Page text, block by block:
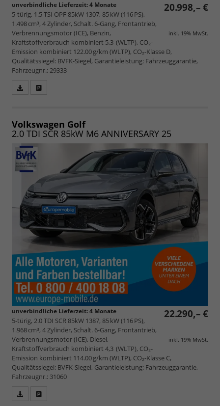
20.998,– €
inkl. 19% MwSt.
unverbindliche Lieferzeit:4 Monate
5-türig, 1.5 TSI OPF 85kW 1307, 85 kW (116 PS),
1.498 cm³, 4 Zylinder, Schalt. 6-Gang, Frontantrieb,
Verbrennungsmotor (ICE), Benzin,
Kraftstoffverbrauch kombiniert 5,3 (WLTP), CO₂-
Emission kombiniert 122.00 g/km (WLTP), CO₂-Klasse D,
Qualitätssiegel: BVFK-Siegel, Garantieleistung: Fahrzeuggarantie,
Fahrzeugnr.: 29333
speichern/drucken
Volkswagen Golf
2.0 TDI SCR 85kW M6 ANNIVERSARY 25
22.290,– €
inkl. 19% MwSt.
unverbindliche Lieferzeit:4 Monate
5-türig, 2.0 TDI SCR 85kW 1387, 85 kW (116 PS),
1.968 cm³, 4 Zylinder, Schalt. 6-Gang, Frontantrieb,
Verbrennungsmotor (ICE), Diesel,
Kraftstoffverbrauch kombiniert 4,3 (WLTP), CO₂-
Emission kombiniert 114.00 g/km (WLTP), CO₂-Klasse C,
Qualitätssiegel: BVFK-Siegel, Garantieleistung: Fahrzeuggarantie,
Fahrzeugnr.: 31060